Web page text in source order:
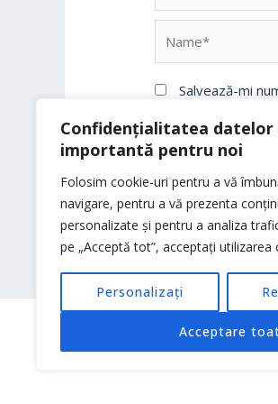
Confidențialitatea datelor
importantă pentru noi
Folosim cookie-uri pentru a vă
navigare, pentru a vă prezenta
personalizate și pentru a analiza
pe „Acceptă tot”, acceptați utilizarea
Personalizați
Acceptare
Salvează-mi
Copyright © 2026